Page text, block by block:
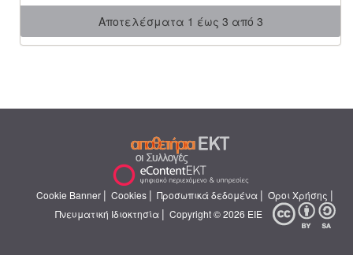
Αποτελέσματα 1 έως 3 από 3
Cookie Banner | Cookies | Προσωπικά δεδομένα | Όροι Χρήσης |
Πνευματική Ιδιοκτησία | Copyright © 2026 ΕΙΕ